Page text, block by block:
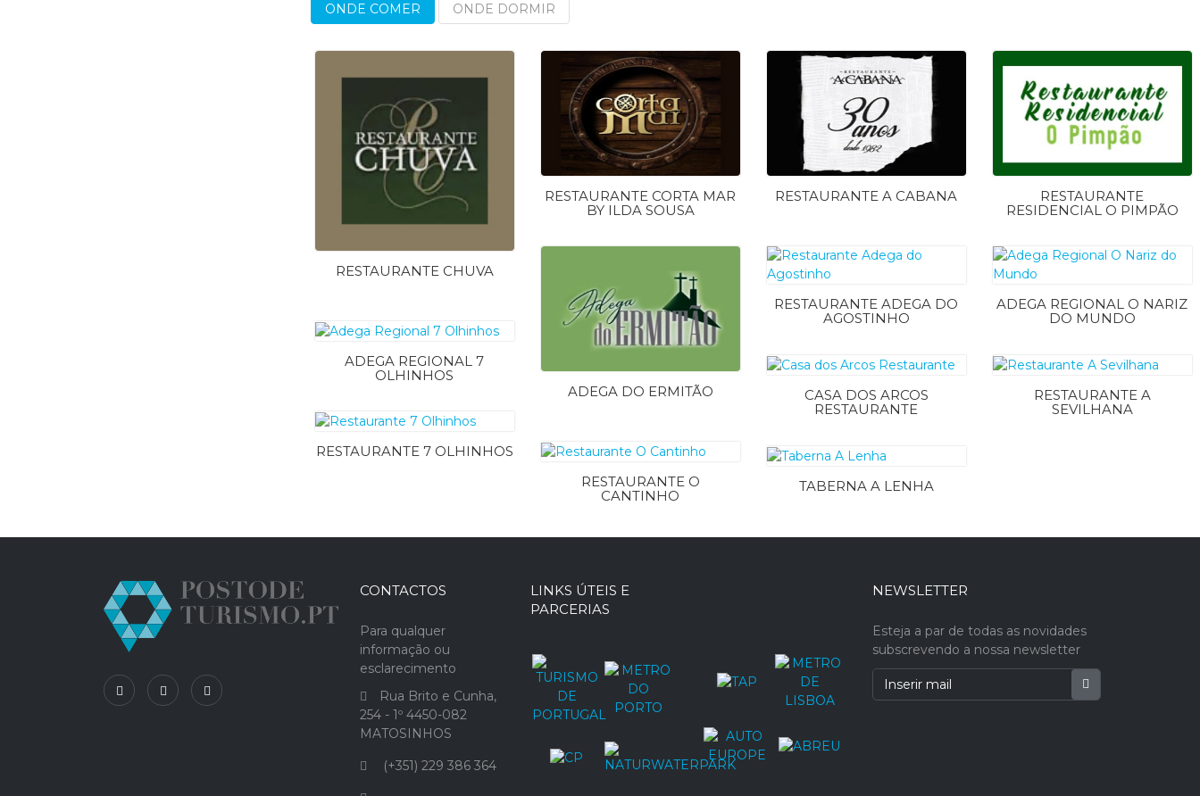
ONDE COMER ONDE DORMIR
RESTAURANTE CHUVA
RESTAURANTE CORTA MAR
BY ILDA SOUSA
RESTAURANTE A CABANA
RESTAURANTE
RESIDENCIAL O PIMPÃO
ADEGA DO ERMITÃO
RESTAURANTE ADEGA DO
AGOSTINHO
ADEGA REGIONAL O NARIZ
DO MUNDO
ADEGA REGIONAL 7
OLHINHOS
CASA DOS ARCOS
RESTAURANTE
RESTAURANTE A
SEVILHANA
RESTAURANTE 7 OLHINHOS
RESTAURANTE O
CANTINHO
TABERNA A LENHA
CONTACTOS
Para qualquer
informação ou
esclarecimento
Rua Brito e Cunha,
254 - 1º 4450-082
MATOSINHOS
(+351) 229 386 364
LINKS ÚTEIS E
PARCERIAS
NEWSLETTER
Esteja a par de todas as novidades
subscrevendo a nossa newsletter